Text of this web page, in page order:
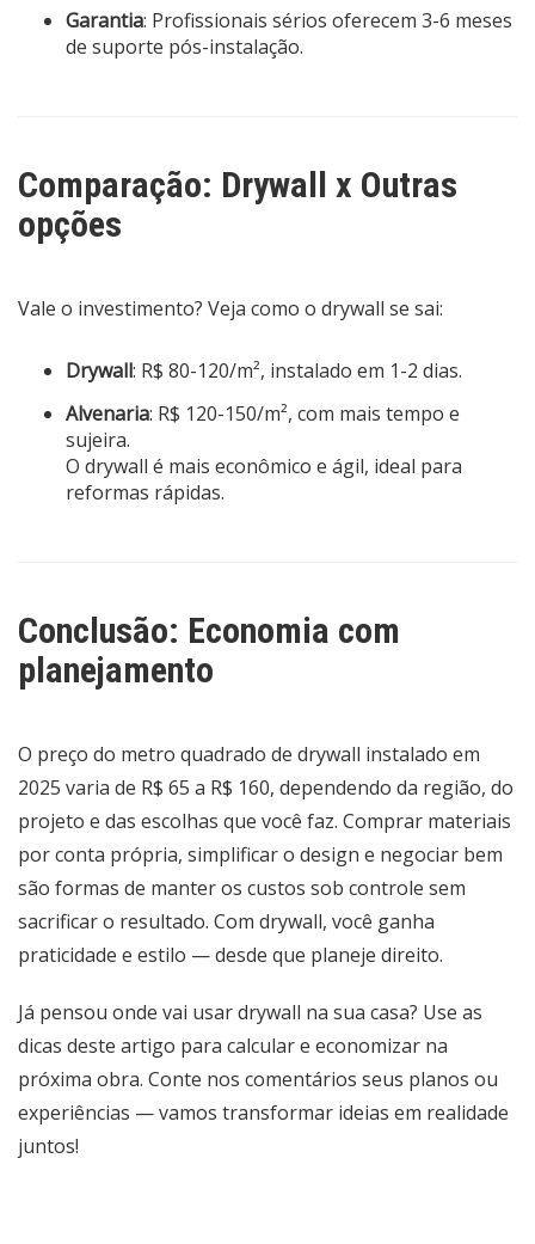
Garantia: Profissionais sérios oferecem 3-6 meses
de suporte pós-instalação.
Comparação: Drywall x Outras
opções
Vale o investimento? Veja como o drywall se sai:
Drywall: R$ 80-120/m², instalado em 1-2 dias.
Alvenaria: R$ 120-150/m², com mais tempo e
sujeira.
O drywall é mais econômico e ágil, ideal para
reformas rápidas.
Conclusão: Economia com
planejamento
O preço do metro quadrado de drywall instalado em
2025 varia de R$ 65 a R$ 160, dependendo da região, do
projeto e das escolhas que você faz. Comprar materiais
por conta própria, simplificar o design e negociar bem
são formas de manter os custos sob controle sem
sacrificar o resultado. Com drywall, você ganha
praticidade e estilo — desde que planeje direito.
Já pensou onde vai usar drywall na sua casa? Use as
dicas deste artigo para calcular e economizar na
próxima obra. Conte nos comentários seus planos ou
experiências — vamos transformar ideias em realidade
juntos!